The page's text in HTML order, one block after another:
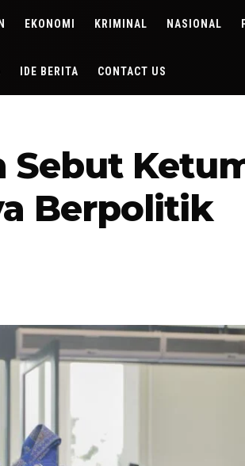
EKONOMI KRIMINAL NASIONAL
IDE BERITA CONTACT US
Berpolitik